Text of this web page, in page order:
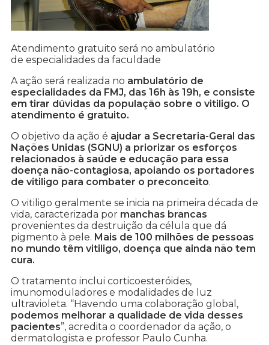
Atendimento gratuito será no ambulatório
de especialidades da faculdade
A ação será realizada no ambulatório de
especialidades da FMJ, das 16h às 19h, e consiste
em tirar dúvidas da população sobre o vitiligo. O
atendimento é gratuito.
O objetivo da ação é ajudar a Secretaria-Geral das
Nações Unidas (SGNU) a priorizar os esforços
relacionados à saúde e educação para essa
doença não-contagiosa, apoiando os portadores
de vitiligo para combater o preconceito.
O vitiligo geralmente se inicia na primeira década de
vida, caracterizada por manchas brancas
provenientes da destruição da célula que dá
pigmento à pele. Mais de 100 milhões de pessoas
no mundo têm vitiligo, doença que ainda não tem
cura.
O tratamento inclui corticoesteróides,
imunomoduladores e modalidades de luz
ultravioleta. “Havendo uma colaboração global,
podemos melhorar a qualidade de vida desses
pacientes”, acredita o coordenador da ação, o
dermatologista e professor Paulo Cunha.